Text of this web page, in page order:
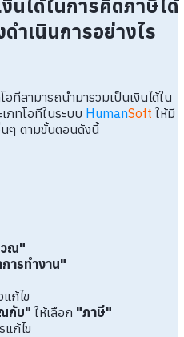
นได้ในการคิดภาษีได้
ำเนินการอย่างไร
ทีสามารถนำมารวมเป็นเงินได้ใน
ภทโอทีในระบบ HumanSoft ให้มี
ๆ ตามขั้นตอนดังนี้
วณ"
การทำงาน"
แก้ไข
กับ" ให้เลือก "ภาษี"
แก้ไข